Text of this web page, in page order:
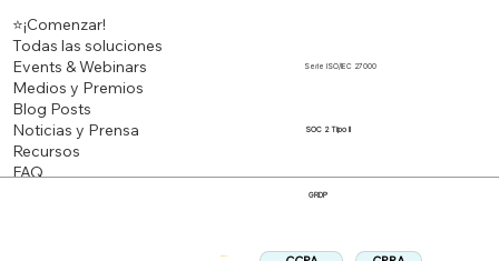
⭐¡Comenzar!
Todas las soluciones
Events & Webinars
Medios y Premios
Blog Posts
Noticias y Prensa
Recursos
FAQ
Serie ISO/IEC 27000
SOC 2 Tipo II
GRDP